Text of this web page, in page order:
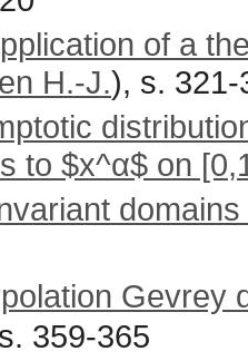
of a
H.-J.), s. 321-
to $x^α$ on
Gevrey
359-365